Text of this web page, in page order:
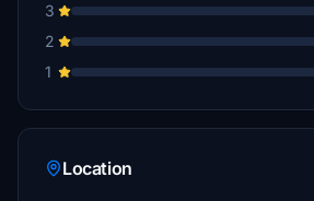
3
2
1
Location